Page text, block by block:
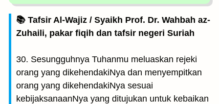
📚 Tafsir Al-Wajiz / Syaikh Prof. Dr. Wahbah az-
Zuhaili, pakar fiqih dan tafsir negeri Suriah
30. Sesungguhnya Tuhanmu meluaskan rejeki
orang yang dikehendakiNya dan menyempitkan
orang yang dikehendakiNya sesuai
kebijaksanaanNya yang ditujukan untuk kebaikan